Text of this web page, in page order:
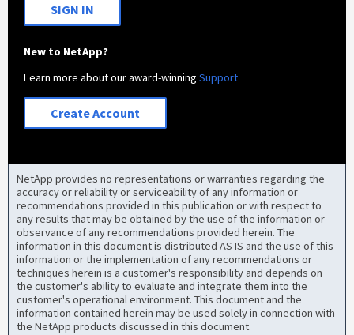
SIGN IN
New to NetApp?
Learn more about our award-winningSupport
Create Account
NetApp provides no representations or warranties regarding the
accuracy or reliability or serviceability of any information or
recommendations provided in this publication or with respect to
any results that may be obtained by the use of the information or
observance of any recommendations provided herein. The
information in this document is distributed AS IS and the use of this
information or the implementation of any recommendations or
techniques herein is a customer's responsibility and depends on
the customer's ability to evaluate and integrate them into the
customer's operational environment. This document and the
information contained herein may be used solely in connection with
the NetApp products discussed in this document.